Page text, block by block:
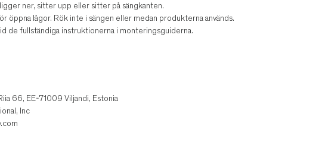
ner, sitter upp eller sitter på sängkanten.
öppna lågor. Rök inte i sängen eller medan produkterna används.
de fullständiga instruktionerna i monteringsguiderna.
66, EE-71009 Viljandi, Estonia
Inc